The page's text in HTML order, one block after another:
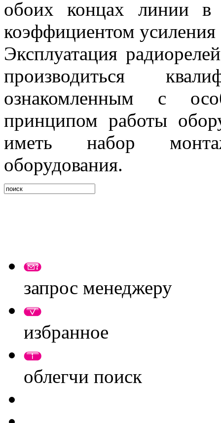
обоих концах линии в
коэффициентом
Эксплуатация
производиться
ознакомленным с
принципом работы
иметь набор
оборудования.
запрос менеджеру
избранное
облегчи поиск